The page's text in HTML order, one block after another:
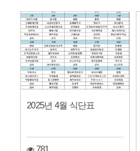
2025년 4월 식단표